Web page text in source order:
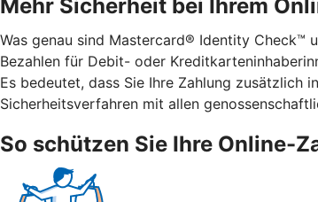
Mehr Sicherheit bei Ihrem
Was genau sind Mastercard® Identity Check™
Bezahlen für Debit- oder
Es bedeutet, dass Sie Ihre Zahlung zusätzlich
Sicherheitsverfahren mit allen
So schützen Sie Ihre Online-